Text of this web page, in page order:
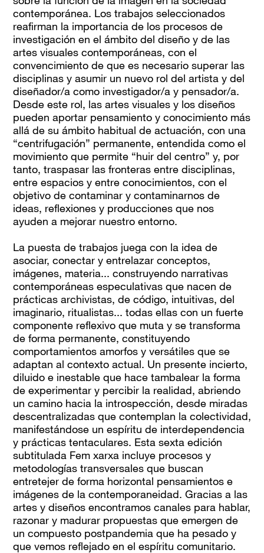
contemporánea. Los trabajos seleccionados
reafirman la importancia de los procesos de
investigación en el ámbito del diseño y de las
artes visuales contemporáneas, con el
convencimiento de que es necesario superar las
disciplinas y asumir un nuevo rol del artista y del
diseñador/a como investigador/a y pensador/a.
Desde este rol, las artes visuales y los diseños
pueden aportar pensamiento y conocimiento más
allá de su ámbito habitual de actuación, con una
“centrifugación” permanente, entendida como el
movimiento que permite “huir del centro” y, por
tanto, traspasar las fronteras entre disciplinas,
entre espacios y entre conocimientos, con el
objetivo de contaminar y contaminarnos de
ideas, reflexiones y producciones que nos
ayuden a mejorar nuestro entorno.
La puesta de trabajos juega con la idea de
asociar, conectar y entrelazar conceptos,
imágenes, materia... construyendo narrativas
contemporáneas especulativas que nacen de
prácticas archivistas, de código, intuitivas, del
imaginario, ritualistas... todas ellas con un fuerte
componente reflexivo que muta y se transforma
de forma permanente, constituyendo
comportamientos amorfos y versátiles que se
adaptan al contexto actual. Un presente incierto,
diluido e inestable que hace tambalear la forma
de experimentar y percibir la realidad, abriendo
un camino hacia la introspección, desde miradas
descentralizadas que contemplan la colectividad,
manifestándose un espíritu de interdependencia
y prácticas tentaculares. Esta sexta edición
subtitulada Fem xarxa incluye procesos y
metodologías transversales que buscan
entretejer de forma horizontal pensamientos e
imágenes de la contemporaneidad. Gracias a las
artes y diseños encontramos canales para hablar,
razonar y madurar propuestas que emergen de
un compuesto postpandemia que ha pesado y
que vemos reflejado en el espíritu comunitario.